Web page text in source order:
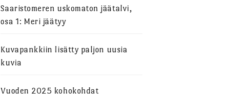
Saaristomeren uskomaton jäätalvi,
osa 1: Meri jäätyy
Kuvapankkiin lisätty paljon uusia
kuvia
Vuoden 2025 kohokohdat